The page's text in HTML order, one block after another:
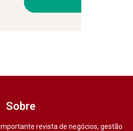
Sobre
revista de negócios, gestão